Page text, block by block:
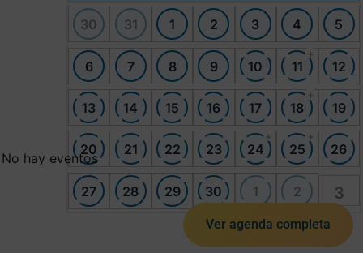
30 31 1 2 3 4 5
6 7 8 9 10 11
+
12
13 14 15 16 17 18
+
19
20 21 22 23 24
+
25
+
26
27 28 29 30 1 2 3
No hay eventos
Ver agenda completa